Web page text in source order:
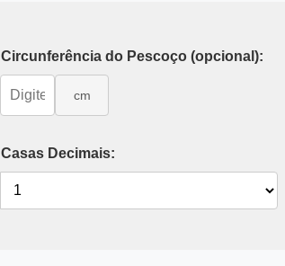
Circunferência do Pescoço (opcional):
cm
Casas Decimais: